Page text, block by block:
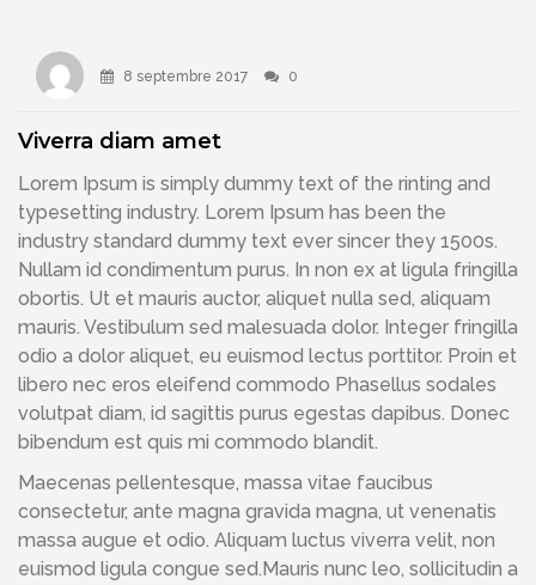
8 septembre 2017 0
Viverra diam amet
Lorem Ipsum is simply dummy text of the rinting and
typesetting industry. Lorem Ipsum has been the
industry standard dummy text ever sincer they 1500s.
Nullam id condimentum purus. In non ex at ligula fringilla
obortis. Ut et mauris auctor, aliquet nulla sed, aliquam
mauris. Vestibulum sed malesuada dolor. Integer fringilla
odio a dolor aliquet, eu euismod lectus porttitor. Proin et
libero nec eros eleifend commodo Phasellus sodales
volutpat diam, id sagittis purus egestas dapibus. Donec
bibendum est quis mi commodo blandit.
Maecenas pellentesque, massa vitae faucibus
consectetur, ante magna gravida magna, ut venenatis
massa augue et odio. Aliquam luctus viverra velit, non
euismod ligula congue sed.Mauris nunc leo, sollicitudin a